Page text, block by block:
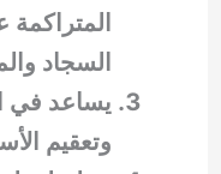
السجاد
يساعد في
وتعقيم